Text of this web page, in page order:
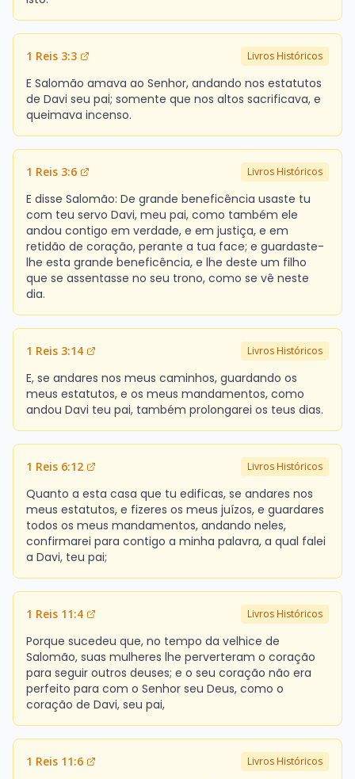
1 Reis 3:3 Livros Históricos
E Salomão amava ao Senhor, andando nos estatutos
de Davi seu pai; somente que nos altos sacrificava, e
queimava incenso.
1 Reis 3:6 Livros Históricos
E disse Salomão: De grande beneficência usaste tu
com teu servo Davi, meu pai, como também ele
andou contigo em verdade, e em justiça, e em
retidão de coração, perante a tua face; e guardaste-
lhe esta grande beneficência, e lhe deste um filho
que se assentasse no seu trono, como se vê neste
dia.
1 Reis 3:14 Livros Históricos
E, se andares nos meus caminhos, guardando os
meus estatutos, e os meus mandamentos, como
andou Davi teu pai, também prolongarei os teus dias.
1 Reis 6:12 Livros Históricos
Quanto a esta casa que tu edificas, se andares nos
meus estatutos, e fizeres os meus juízos, e guardares
todos os meus mandamentos, andando neles,
confirmarei para contigo a minha palavra, a qual falei
a Davi, teu pai;
1 Reis 11:4 Livros Históricos
Porque sucedeu que, no tempo da velhice de
Salomão, suas mulheres lhe perverteram o coração
para seguir outros deuses; e o seu coração não era
perfeito para com o Senhor seu Deus, como o
coração de Davi, seu pai,
1 Reis 11:6 Livros Históricos